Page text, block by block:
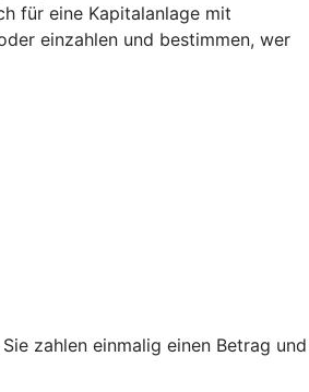
für eine Kapitalanlage mit
einzahlen und bestimmen, wer
zahlen einmalig einen Betrag und